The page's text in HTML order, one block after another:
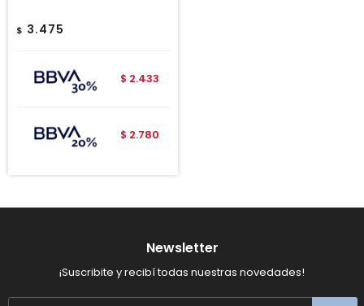
$ 3.475
$ 2.433
$ 2.780
Newsletter
¡Suscribite y recibí todas nuestras novedades!